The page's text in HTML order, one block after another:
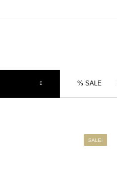
% SALE
SALE!